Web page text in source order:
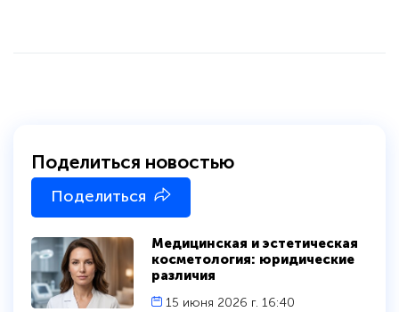
конфиденциальности сайта
Медицинская и эстетическая
косметология: юридические
различия
15 июня 2026 г. 16:40
Поделиться новостью
Поделиться